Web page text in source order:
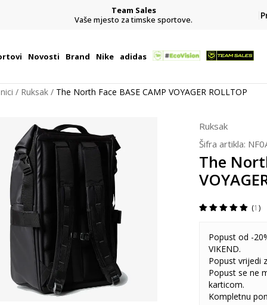
Team Sales
Vaše mjesto za timske sportove.
Novosti Brand Nike adidas
Ruksak The North Face BASE CAMP VOYAGER ROLLTOP
Ruksak
Šifra artikla:
The
1
Popust od -
VIKEND.
Popust vrijedi
Popust se ne
karticom.
Kompletnu